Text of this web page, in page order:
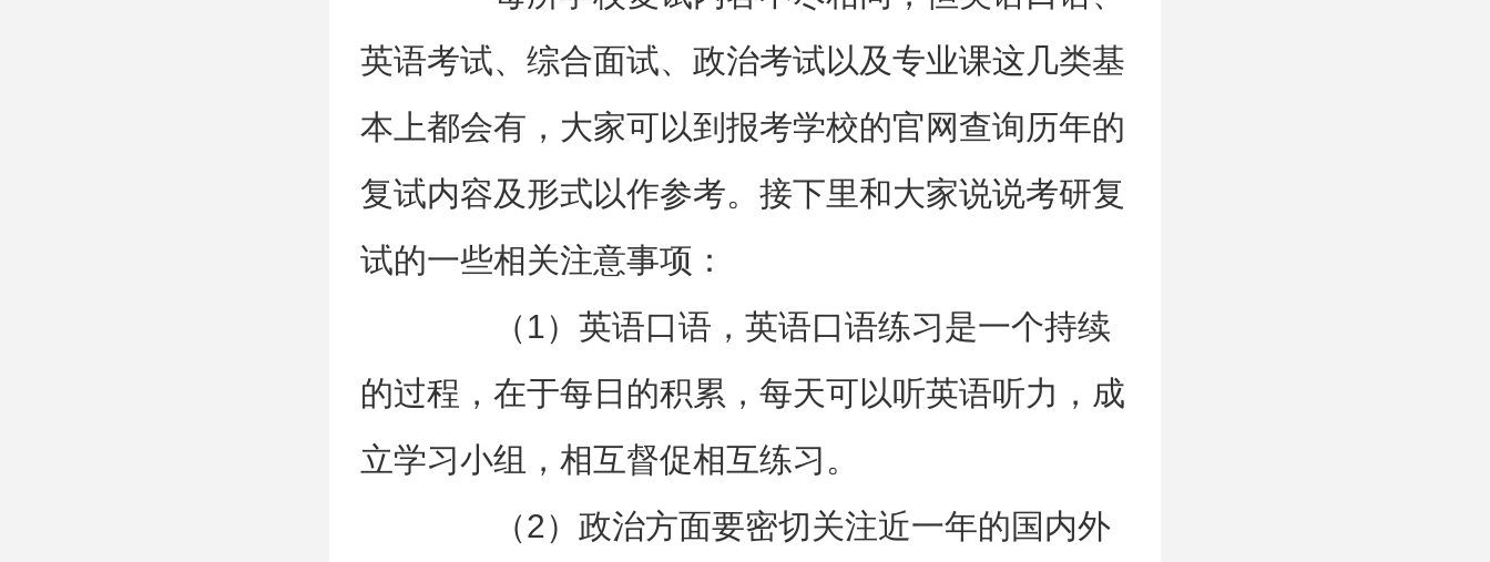
英语考试、综合面试、政治考试以及专业课这几类基
本上都会有，大家可以到报考学校的官网查询历年的
复试内容及形式以作参考。接下里和大家说说考研复
试的一些相关注意事项：
​（1）英语口语，英语口语练习是一个持续
的过程，在于每日的积累，每天可以听英语听力，成
立学习小组，相互督促相互练习。
（2）政治方面要密切关注近一年的国内外